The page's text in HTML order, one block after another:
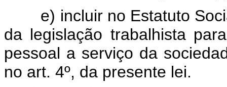
e) incluir no Estatuto
da legislação trabalhista
pessoal a serviço da
no art. 4º, da presente lei.